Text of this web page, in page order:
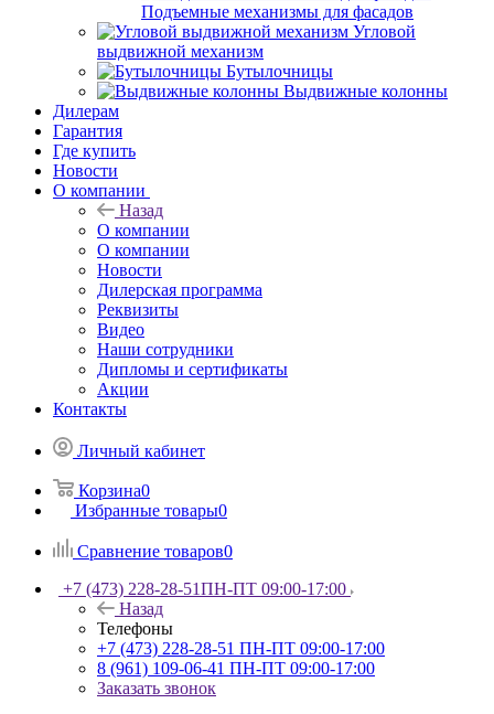
Подъемные механизмы для фасадов
Угловой
выдвижной механизм
Бутылочницы
Выдвижные колонны
Дилерам
Гарантия
Где купить
Новости
О компании
Назад
О компании
О компании
Новости
Дилерская программа
Реквизиты
Видео
Наши сотрудники
Дипломы и сертификаты
Акции
Контакты
Личный кабинет
Корзина0
Избранные товары0
Сравнение товаров0
+7 (473) 228-28-51ПН-ПТ 09:00-17:00
Назад
Телефоны
+7 (473) 228-28-51 ПН-ПТ 09:00-17:00
8 (961) 109-06-41 ПН-ПТ 09:00-17:00
Заказать звонок